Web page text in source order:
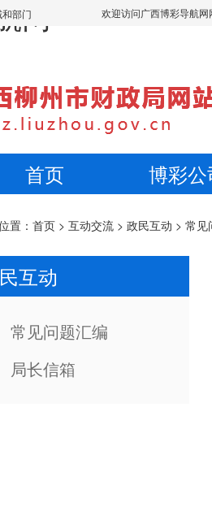
网
部门 欢迎访问广西博彩导航网
首页 博彩
置： 首页 > 互动交流 > 政民互动 > 常见
互动
常见问题汇编
局长信箱